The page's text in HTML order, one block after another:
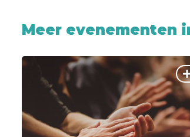
Meer evenementen